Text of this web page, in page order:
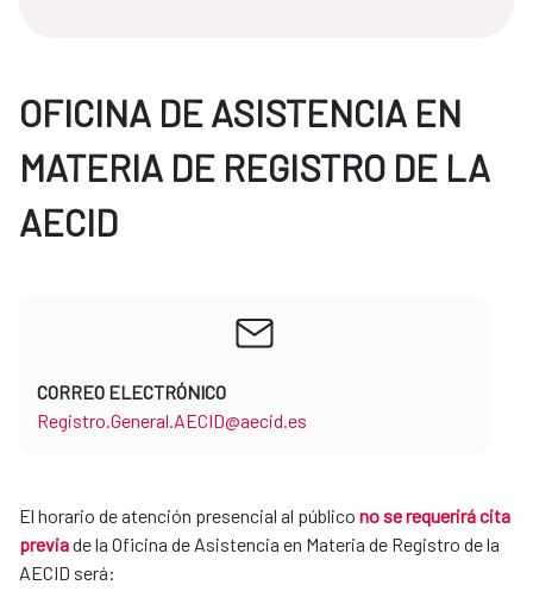
OFICINA DE ASISTENCIA EN
MATERIA DE REGISTRO DE LA
AECID
CORREO ELECTRÓNICO
Registro.General.AECID@aecid.es
El horario de atención presencial al público no se requerirá cita
previade la Oficina de Asistencia en Materia de Registro de la
AECID será: